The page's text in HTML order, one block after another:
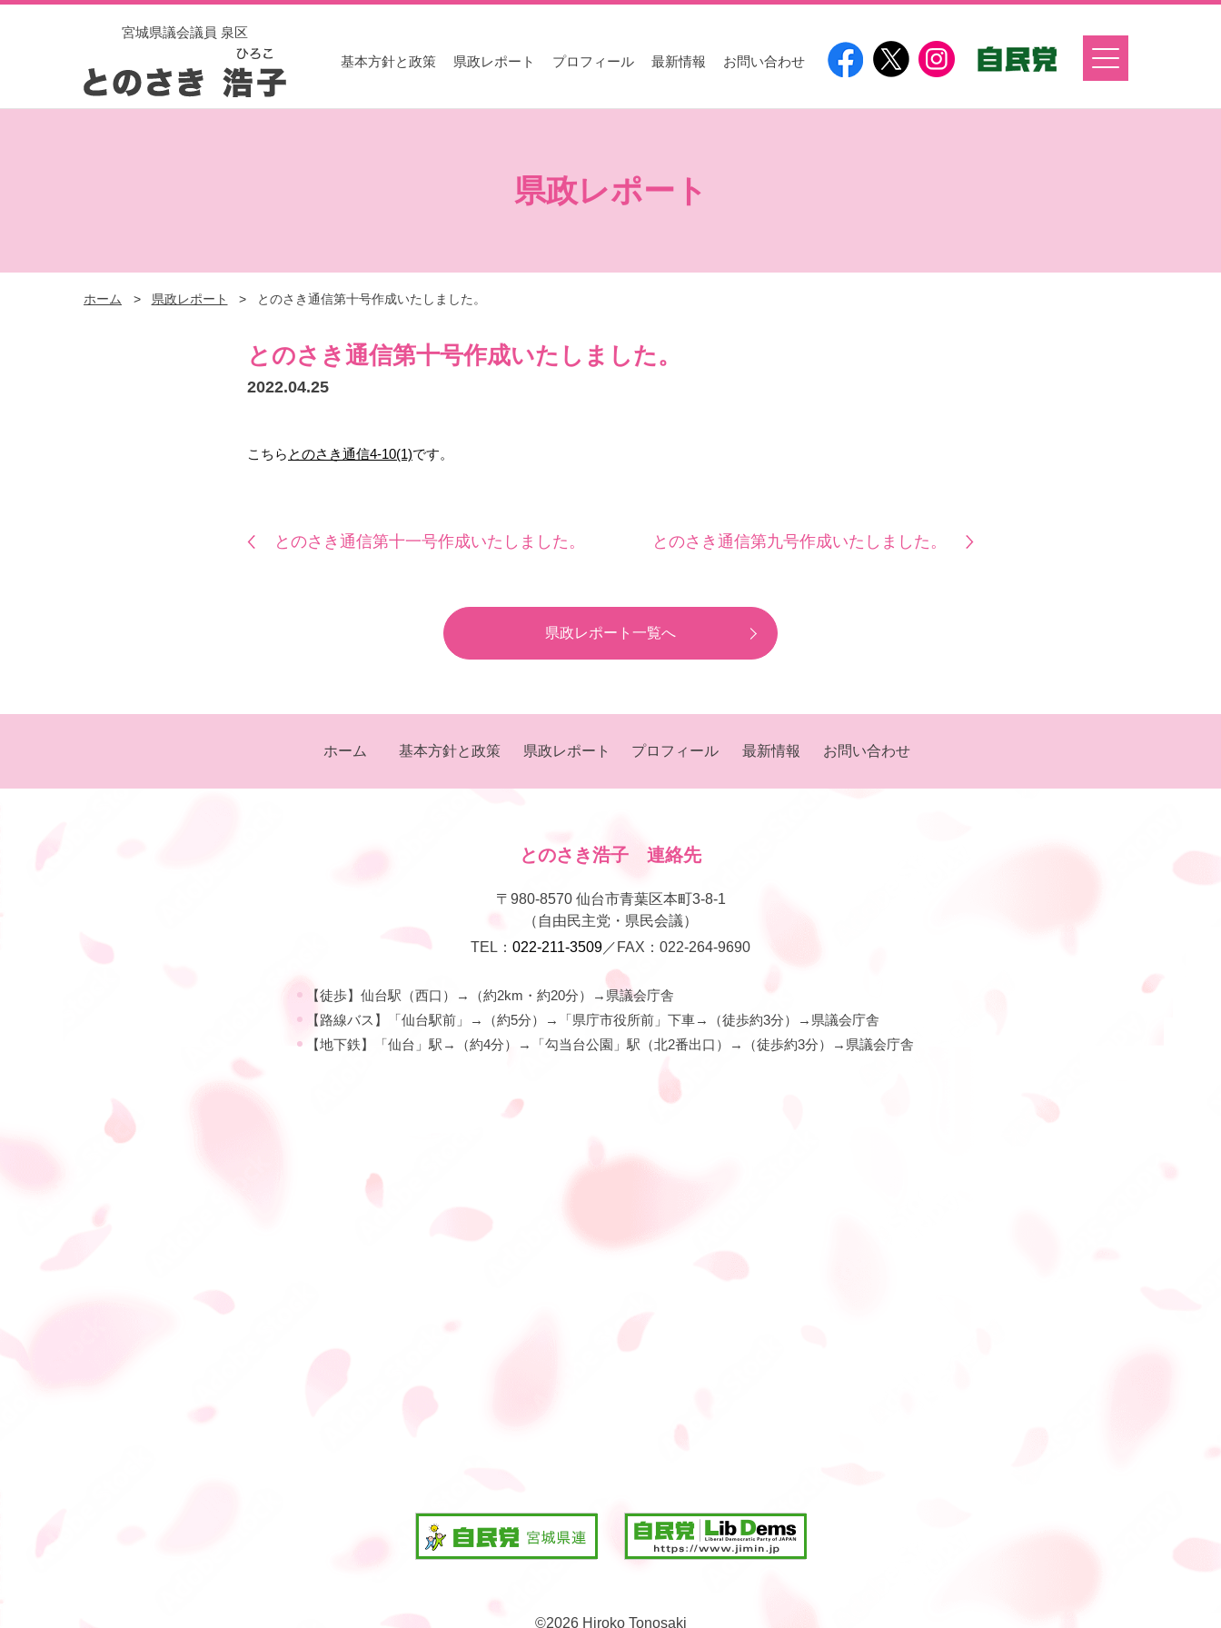
宮城県議会議員 泉区
とのさき浩子（とのさきひろ
基本方針と政策 県政レポート プロフィール 最新情報 お問い合わせ
県政レポート
ホーム 県政レポート とのさき通信第十号作成いたしました。
とのさき通信第十号作成いたしました。
2022.04.25
こちら とのさき通信4-10(1)です。
とのさき通信第九号作成いたしました。
とのさき通信第十一号作成いたしました。
県政レポート一覧へ
ホーム 基本方針と政策 県政レポート プロフィール 最新情報 お問い合わせ
とのさき浩子 連絡先
〒980-8570 仙台市青葉区本町3-8-1
（自由民主党・県民会議）
TEL： 022-211-3509 ／FAX：022-264-9690
【徒歩】仙台駅（西口）→（約2km・約20分）→県議会庁舎
【路線バス】「仙台駅前」→（約5分）→「県庁市役所前」下車→（徒歩約3分）→県議会庁舎
【地下鉄】「仙台」駅→（約4分）→「勾当台公園」駅（北2番出口）→（徒歩約3分）→県議会庁舎
©2026 Hiroko Tonosaki